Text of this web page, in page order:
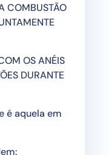
COMBUSTÃO
OS ANÉIS
DURANTE
é aquela em